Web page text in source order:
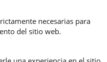
necesarias para
del sitio web.